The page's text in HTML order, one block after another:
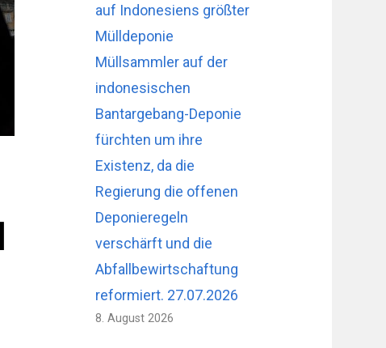
auf Indonesiens größter
Mülldeponie
Müllsammler auf der
indonesischen
Bantargebang-Deponie
fürchten um ihre
Existenz, da die
Regierung die offenen
Deponieregeln
verschärft und die
Abfallbewirtschaftung
reformiert. 27.07.2026
8. August 2026